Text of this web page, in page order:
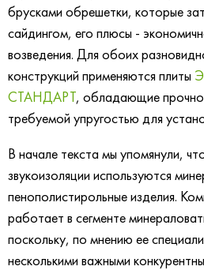
брусками обрешетки, которые
сайдингом, его плюсы -
возведения. Для обоих
конструкций применяются плиты
СТАНДАРТ, обладающие
требуемой упругостью для
В начале текста мы упомянули,
звукоизоляции используются
пенополистирольные изделия.
работает в сегменте
поскольку, по мнению ее
несколькими важными